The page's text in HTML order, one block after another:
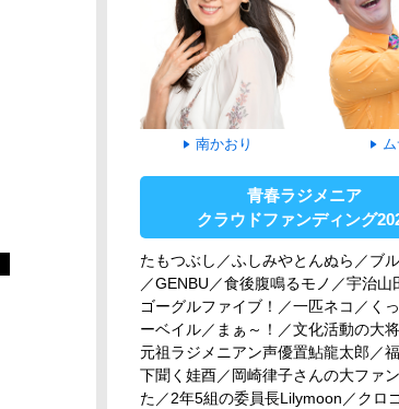
南かおり
青春ラジメニア
クラウドファンディング
たもつぶし／ふしみやとんぬら／ブ
／GENBU／食後腹鳴るモノ／宇治山
ゴーグルファイブ！／一匹ネコ／く
ーベイル／まぁ～！／文化活動の大
元祖ラジメニアン声優置鮎龍太郎／
下聞く娃酉／岡崎律子さんの大ファ
た／2年5組の委員長Lilymoon／クロ